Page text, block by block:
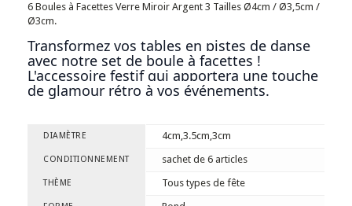
6 Boules à Facettes Verre Miroir Argent 3 Tailles Ø4cm / Ø3,5cm /
Ø3cm.
Transformez vos tables en pistes de danse
avec notre set de boule à facettes !
L'accessoire festif qui apportera une touche
de glamour rétro à vos événements.
DIAMÈTRE 4cm,3.5cm,3cm
CONDITIONNEMENT sachet de 6 articles
THÈME Tous types de fête